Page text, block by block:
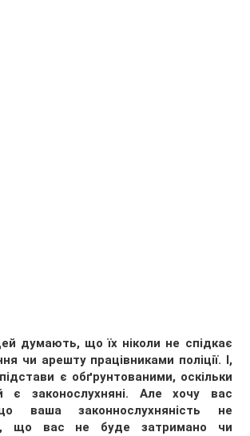
думають, що їх ніколи не спідкає
чи арешту працівниками поліції. І,
є обґрунтованими, оскільки
є законослухняні. Але хочу вас
ваша законнослухняність не
що вас не буде затримано чи